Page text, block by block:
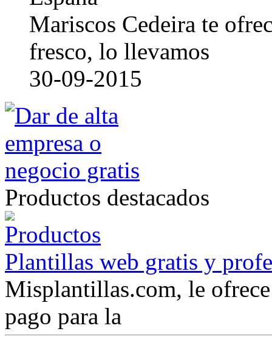
Mariscos Cedeira te
fresco, lo llevamos
30-09-2015
Productos destacados
Plantillas web gratis y
Misplantillas.com, le
pago para la